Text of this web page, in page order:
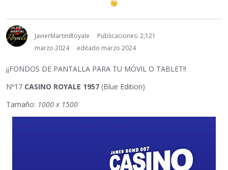
JavierMartiniRoyale
Publicaciones: 2,121
marzo 2024
editado marzo 2024
¡¡FONDOS DE PANTALLA PARA TU MÓVIL O TABLET!!
Nº17 CASINO ROYALE 1957 (Blue Edition)
Tamaño: 1000 x 1500